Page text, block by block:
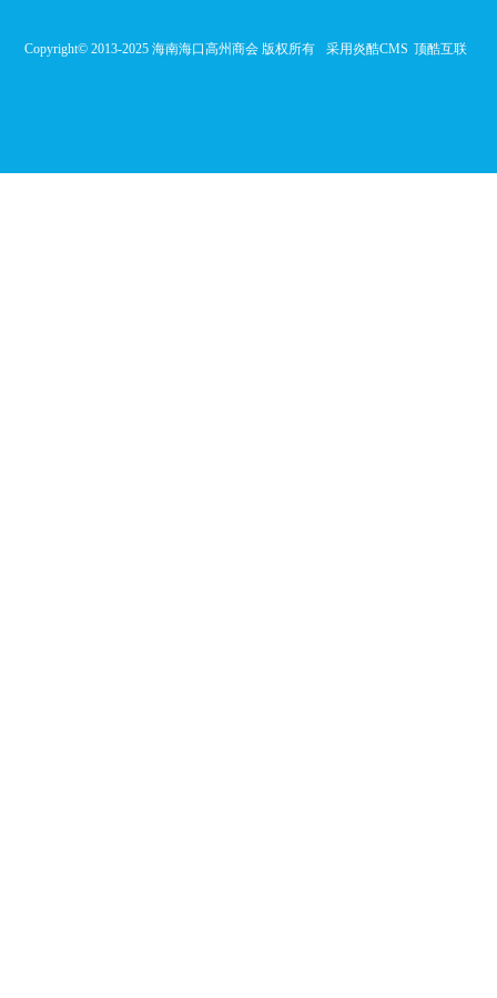
Copyright© 2013-2025 海南海口高州商会 版权所有 采用炎酷CMS 顶酷互联